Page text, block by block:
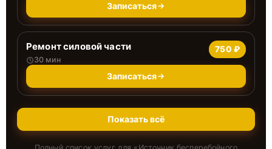
Записаться
Ремонт силовой части
30 мин
750 ₽
Записаться
Показать всё